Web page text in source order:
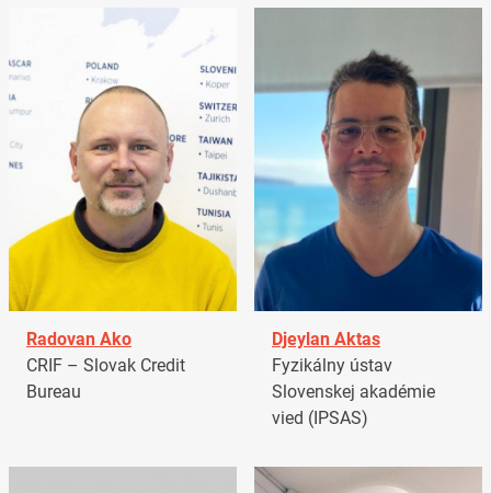
Radovan Ako
CRIF – Slovak Credit
Bureau
Djeylan Aktas
Fyzikálny ústav
Slovenskej akadémie
vied (IPSAS)